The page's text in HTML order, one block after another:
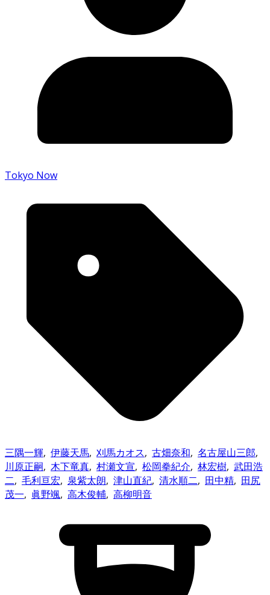
Tokyo Now
三隅一輝, 伊藤天馬, 刈馬カオス, 古畑奈和, 名古屋山三郎,
川原正嗣, 木下竜真, 村瀬文宣, 松岡拳紀介, 林宏樹, 武田浩
二, 毛利亘宏, 泉紫太朗, 津山直紀, 清水順二, 田中精, 田尻
茂一, 眞野颯, 高木俊輔, 高柳明音